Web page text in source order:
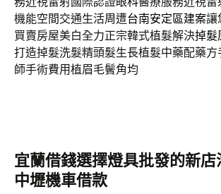
機能空間交通生活周遭台南安定區建案讓
買賣房屋美白全力正宗韓式植髮解決掉髮
打造掉髮洗髮精頭髮生長植髮中藥配藥方
師手術費用植眉毛鬢角均
宜蘭借錢選擇燈具批發的新
中壢機車借款